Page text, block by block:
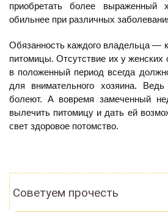
приобретать более выраженный
обильнее при различных
Обязанность каждого владельца —
питомицы. Отсутствие их у женских
в положенный период всегда
для внимательного хозяина.
болеют. А вовремя замеченный
вылечить питомицу и дать ей
свет здоровое потомство.
Советуем прочесть